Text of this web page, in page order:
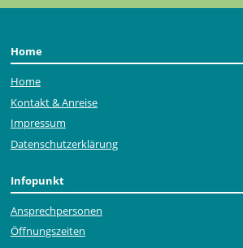
Home
Home
Kontakt & Anreise
Impressum
Datenschutzerklärung
Infopunkt
Ansprechpersonen
Öffnungszeiten